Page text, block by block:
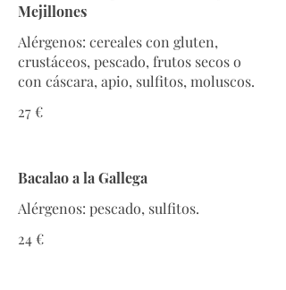
Mejillones
Alérgenos: cereales con gluten,
crustáceos, pescado, frutos secos o
con cáscara, apio, sulfitos, moluscos.
27 €
Bacalao a la Gallega
Alérgenos: pescado, sulfitos.
24 €